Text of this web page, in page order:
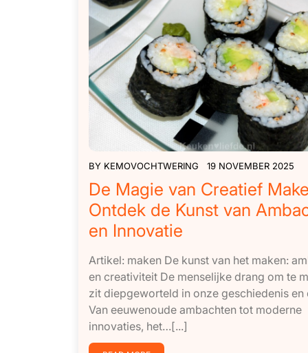
BY KEMOVOCHTWERING 19 NOVEMBER 2025
De Magie van Creatief
Ontdek de Kunst van
en Innovatie
Artikel: maken De kunst van het maken:
en creativiteit De menselijke drang om te
zit diepgeworteld in onze geschiedenis en
Van eeuwenoude ambachten tot moderne
innovaties, het…[...]